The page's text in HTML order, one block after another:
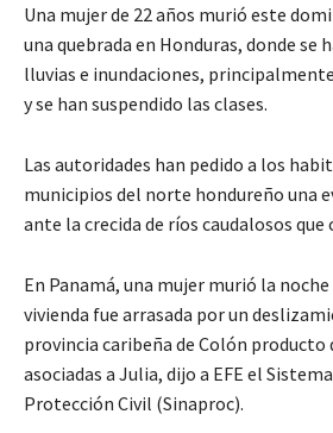
Una mujer de 22 años murió este
una quebrada en Honduras, donde se
lluvias e inundaciones,
y se han suspendido las clases.
Las autoridades han pedido a los
municipios del norte hondureño una
ante la crecida de ríos caudalosos que
En Panamá, una mujer murió la
vivienda fue arrasada por un
provincia caribeña de Colón producto
asociadas a Julia, dijo a EFE el
Protección Civil (Sinaproc).